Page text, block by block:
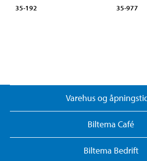
35-192 35-977
Varehus og
Biltema Café
Biltema Bedrift